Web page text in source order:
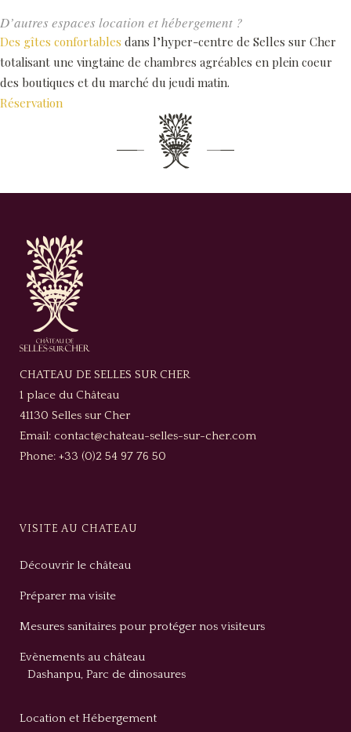
D’autres espaces location et hébergement ?
Des gîtes confortables dans l’hyper-centre de Selles sur Cher
totalisant une vingtaine de chambres agréables en plein coeur
des boutiques et du marché du jeudi matin.
Réservation
CHATEAU DE SELLES SUR CHER
1 place du Château
41130 Selles sur Cher
Email: contact@chateau-selles-sur-cher.com
Phone: +33 (0)2 54 97 76 50
VISITE AU CHATEAU
Découvrir le château
Préparer ma visite
Mesures sanitaires pour protéger nos visiteurs
Evènements au château
Dashanpu, Parc de dinosaures
Location et Hébergement